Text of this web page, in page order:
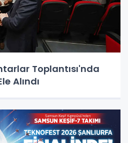
Toplantısı'nda
Alındı